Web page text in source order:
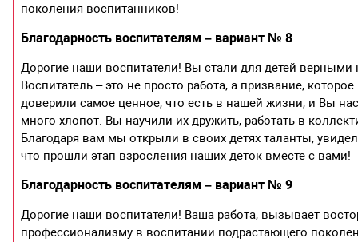
поколения воспитанников!
Благодарность воспитателям – вариант № 8
Дорогие наши воспитатели! Вы стали для детей
Воспитатель – это не просто работа, а призвание,
доверили самое ценное, что есть в нашей жизни, и Вы
много хлопот. Вы научили их дружить, работать в
Благодаря вам мы открыли в своих детях таланты,
что прошли этап взросления наших деток вместе с вами!
Благодарность воспитателям – вариант № 9
Дорогие наши воспитатели! Ваша работа, вызывает
профессионализму в воспитании подрастающего